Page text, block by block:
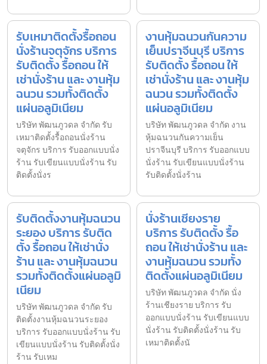
รับเหมาติดตั้งรื้อถอน
นั่งร้านจตุจักร บริการ
รับติดตั้ง รื้อถอน ให้
เช่านั่งร้าน และ งานหุ้ม
ฉนวน รวมทั้งติดตั้ง
แผ่นอลูมิเนียม
บริษัท พัฒนภูวดล จำกัด รับ
เหมาติดตั้งรื้อถอนนั่งร้าน
จตุจักร บริการ รับออกแบบนั่ง
ร้าน รับเขียนแบบนั่งร้าน รับ
ติดตั้งนั่งร
งานหุ้มฉนวนกันความ
เย็นปราจีนบุรี บริการ
รับติดตั้ง รื้อถอน ให้
เช่านั่งร้าน และ งานหุ้ม
ฉนวน รวมทั้งติดตั้ง
แผ่นอลูมิเนียม
บริษัท พัฒนภูวดล จำกัด งาน
หุ้มฉนวนกันความเย็น
ปราจีนบุรี บริการ รับออกแบบ
นั่งร้าน รับเขียนแบบนั่งร้าน
รับติดตั้งนั่งร้าน
รับติดตั้งงานหุ้มฉนวน
ระยอง บริการ รับติด
ตั้ง รื้อถอน ให้เช่านั่ง
ร้าน และ งานหุ้มฉนวน
รวมทั้งติดตั้งแผ่นอลูมิ
เนียม
บริษัท พัฒนภูวดล จำกัด รับ
ติดตั้งงานหุ้มฉนวนระยอง
บริการ รับออกแบบนั่งร้าน รับ
เขียนแบบนั่งร้าน รับติดตั้งนั่ง
ร้าน รับเหม
นั่งร้านเชียงราย
บริการ รับติดตั้ง รื้อ
ถอน ให้เช่านั่งร้าน และ
งานหุ้มฉนวน รวมทั้ง
ติดตั้งแผ่นอลูมิเนียม
บริษัท พัฒนภูวดล จำกัด นั่ง
ร้านเชียงราย บริการ รับ
ออกแบบนั่งร้าน รับเขียนแบบ
นั่งร้าน รับติดตั้งนั่งร้าน รับ
เหมาติดตั้งนั